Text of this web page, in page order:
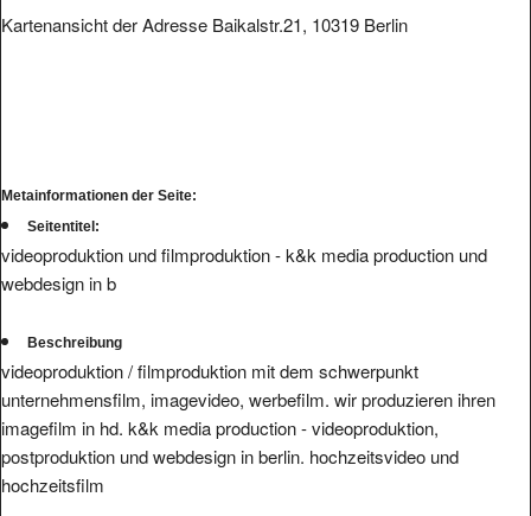
Kartenansicht der Adresse Baikalstr.21, 10319 Berlin
Metainformationen der Seite:
Seitentitel:
videoproduktion und filmproduktion - k&k media production und
webdesign in b
Beschreibung
videoproduktion / filmproduktion mit dem schwerpunkt
unternehmensfilm, imagevideo, werbefilm. wir produzieren ihren
imagefilm in hd. k&k media production - videoproduktion,
postproduktion und webdesign in berlin. hochzeitsvideo und
hochzeitsfilm